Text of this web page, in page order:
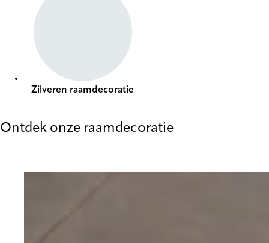
Zilveren raamdecoratie
Ontdek onze raamdecoratie